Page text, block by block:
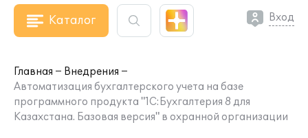
Каталог Вход
Главная
Внедрения
Автоматизация бухгалтерского учета на базе
программного продукта "1С:Бухгалтерия 8 для
Казахстана. Базовая версия" в охранной организации